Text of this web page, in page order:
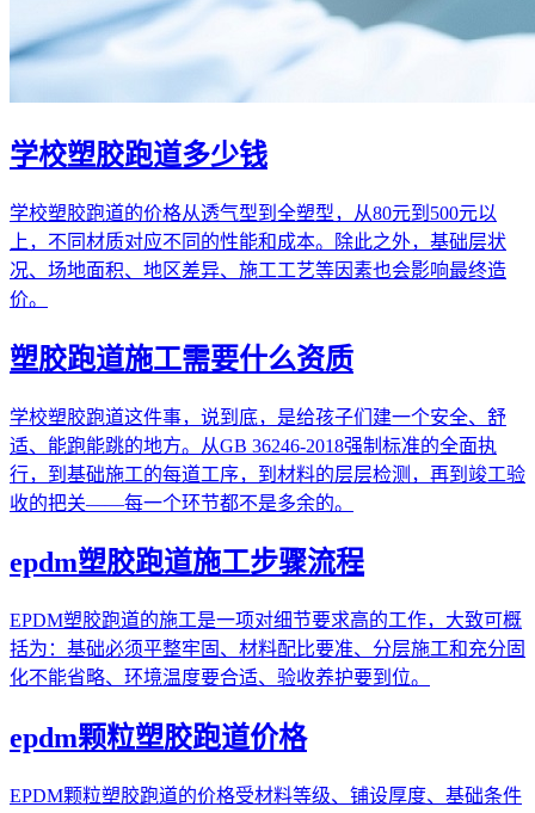
学校塑胶跑道多少钱
学校塑胶跑道的价格从透气型到全塑型，从80元到500元以
上，不同材质对应不同的性能和成本。除此之外，基础层状
况、场地面积、地区差异、施工工艺等因素也会影响最终造
价。
塑胶跑道施工需要什么资质
学校塑胶跑道这件事，说到底，是给孩子们建一个安全、舒
适、能跑能跳的地方。从GB 36246-2018强制标准的全面执
行，到基础施工的每道工序，到材料的层层检测，再到竣工验
收的把关——每一个环节都不是多余的。
epdm塑胶跑道施工步骤流程
EPDM塑胶跑道的施工是一项对细节要求高的工作，大致可概
括为：基础必须平整牢固、材料配比要准、分层施工和充分固
化不能省略、环境温度要合适、验收养护要到位。
epdm颗粒塑胶跑道价格
EPDM颗粒塑胶跑道的价格受材料等级、铺设厚度、基础条件